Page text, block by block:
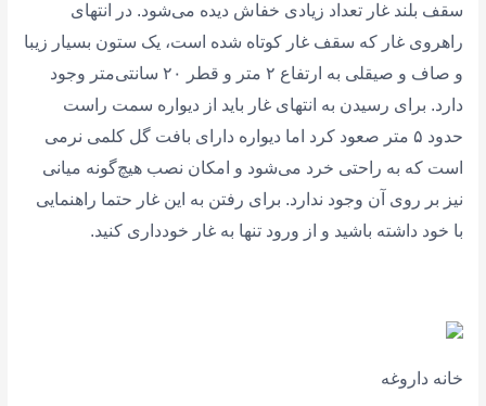
سقف بلند غار تعداد زیادی خفاش دیده می‌شود. در انتهای
راهروی غار که سقف غار کوتاه شده است، یک ستون بسیار زیبا
و صاف و صیقلی به ارتفاع ۲ متر و قطر ۲۰ سانتی‌متر وجود
دارد. برای رسیدن به انتهای غار باید از دیواره سمت راست
حدود ۵ متر صعود کرد اما دیواره دارای بافت گل کلمی نرمی
است که به‌ راحتی خرد می‌شود و امکان نصب هیچ‌گونه میانی
نیز بر روی آن وجود ندارد. برای رفتن به این غار حتما راهنمایی
با خود داشته باشید و از ورود تنها به غار خودداری کنید.
خانه داروغه